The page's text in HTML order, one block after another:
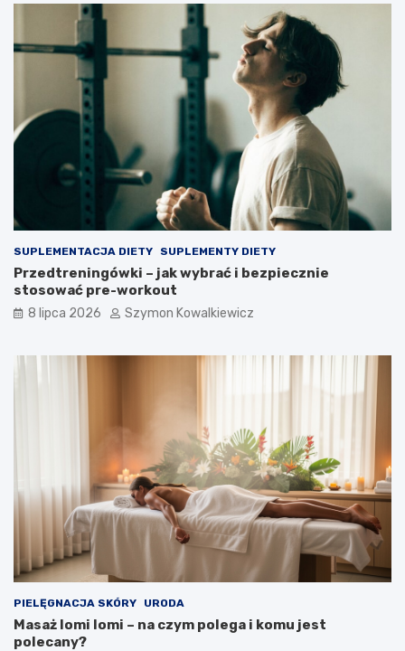
SUPLEMENTACJA DIETY SUPLEMENTY DIETY
Przedtreningówki – jak wybrać i bezpiecznie
stosować pre-workout
8 lipca 2026 Szymon Kowalkiewicz
PIELĘGNACJA SKÓRY URODA
Masaż lomi lomi – na czym polega i komu jest
polecany?